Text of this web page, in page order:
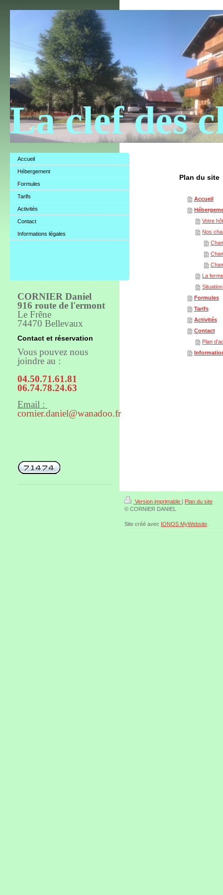
La clef des
Plan du site
Accueil
Votre
Nos
La
Formules
Tarifs
Activités
Contact
Plan
Accueil
Hébergement
Formules
Tarifs
Activités
Contact
Informations légales
CORNIER Daniel
916 route de l'ermont
Le Frêne
74470 Bellevaux
Contact et réservation
Vous pouvez nous
joindre au :
04.50.71.61.81
06.74.78.24.63
Email :
cornier.daniel@wanadoo.fr
Version imprimable | Plan du site
© CORNIER DANIEL
Site créé avec IONOS MyWebsite